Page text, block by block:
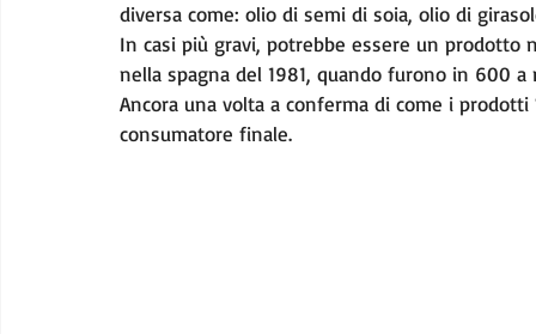
diversa come: olio di semi di soia, olio di
In casi più gravi, potrebbe essere un prodotto
nella spagna del 1981, quando furono in 600
Ancora una volta a conferma di come i
consumatore finale.